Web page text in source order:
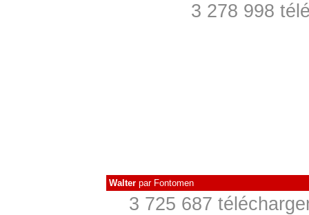
3 278 998
Walter par Fontomen
3 725 687